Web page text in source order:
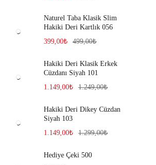
Naturel Taba Klasik Slim
Hakiki Deri Kartlık 056
499,00₺
399,00₺
Hakiki Deri Klasik Erkek
Cüzdanı Siyah 101
1.249,00₺
1.149,00₺
Hakiki Deri Dikey Cüzdan
Siyah 103
1.299,00₺
1.149,00₺
Hediye Çeki 500